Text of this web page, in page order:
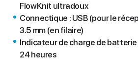
FlowKnit ultradoux
Connectique : USB (pour le
3.5 mm (en filaire)
Indicateur de charge de
24 heures